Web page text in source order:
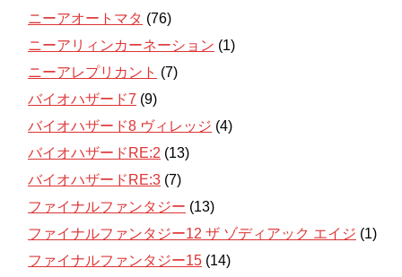
ニーアオートマタ (76)
ニーアリィンカーネーション (1)
ニーアレプリカント (7)
バイオハザード7 (9)
バイオハザード8 ヴィレッジ (4)
バイオハザードRE:2 (13)
バイオハザードRE:3 (7)
ファイナルファンタジー (13)
ファイナルファンタジー12 ザ ゾディアック エイジ (1)
ファイナルファンタジー15 (14)